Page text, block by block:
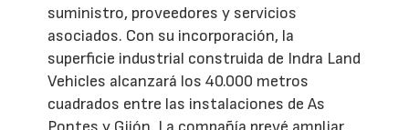
suministro, proveedores y servicios
asociados. Con su incorporación, la
superficie industrial construida de Indra Land
Vehicles alcanzará los 40.000 metros
cuadrados entre las instalaciones de As